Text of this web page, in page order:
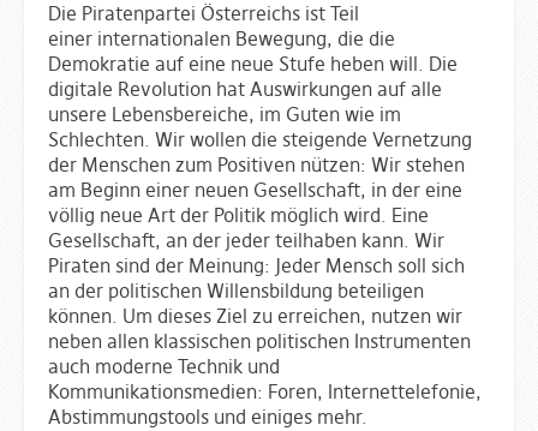
Die Piratenpartei Österreichs ist Teil
einer internationalen Bewegung, die die
Demokratie auf eine neue Stufe heben will. Die
digitale Revolution hat Auswirkungen auf alle
unsere Lebensbereiche, im Guten wie im
Schlechten. Wir wollen die steigende Vernetzung
der Menschen zum Positiven nützen: Wir stehen
am Beginn einer neuen Gesellschaft, in der eine
völlig neue Art der Politik möglich wird. Eine
Gesellschaft, an der jeder teilhaben kann. Wir
Piraten sind der Meinung: Jeder Mensch soll sich
an der politischen Willensbildung beteiligen
können. Um dieses Ziel zu erreichen, nutzen wir
neben allen klassischen politischen Instrumenten
auch moderne Technik und
Kommunikationsmedien: Foren, Internettelefonie,
Abstimmungstools und einiges mehr.